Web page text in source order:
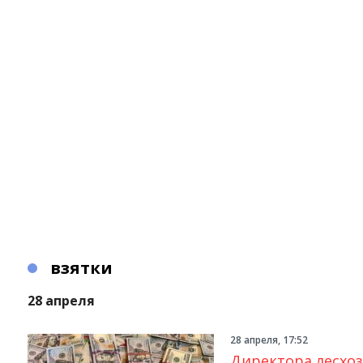
взятки
28 апреля
28 апреля, 17:52